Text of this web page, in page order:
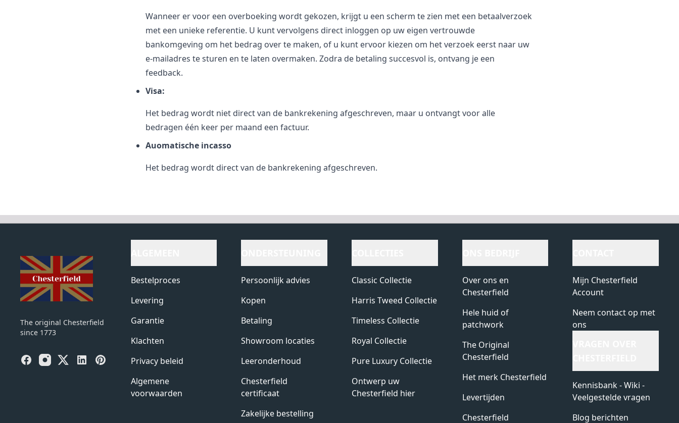
Wanneer er voor een overboeking wordt gekozen, krijgt u een scherm te zien met een betaalverzoek
met een unieke referentie. U kunt vervolgens direct inloggen op uw eigen vertrouwde
bankomgeving om het bedrag over te maken, of u kunt ervoor kiezen om het verzoek eerst naar uw
e-mailadres te sturen en te laten overmaken. Zodra de betaling succesvol is, ontvang je een
feedback.
Visa:
Het bedrag wordt niet direct van de bankrekening afgeschreven, maar u ontvangt voor alle
bedragen één keer per maand een factuur.
Auomatische incasso
Het bedrag wordt direct van de bankrekening afgeschreven.
The original Chesterfield
since 1773
FacebookInstagram
X LinkedInPinterest
Bestelproces
Levering
Garantie
Klachten
Privacy beleid
Algemene
voorwaarden
Persoonlijk advies
Kopen
Betaling
Showroom locaties
Leeronderhoud
Chesterfield
certificaat
Zakelijke bestelling
Classic Collectie
Harris Tweed Collectie
Timeless Collectie
Royal Collectie
Pure Luxury Collectie
Ontwerp uw
Chesterfield hier
Over ons en
Chesterfield
Hele huid of
patchwork
The Original
Chesterfield
Het merk Chesterfield
Levertijden
Chesterfield
Mijn Chesterfield
Account
Neem contact op met
ons
Kennisbank - Wiki -
Veelgestelde vragen
Blog berichten